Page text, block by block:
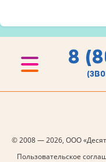
8
© 2008 — 2026, ООО
Пользовательское